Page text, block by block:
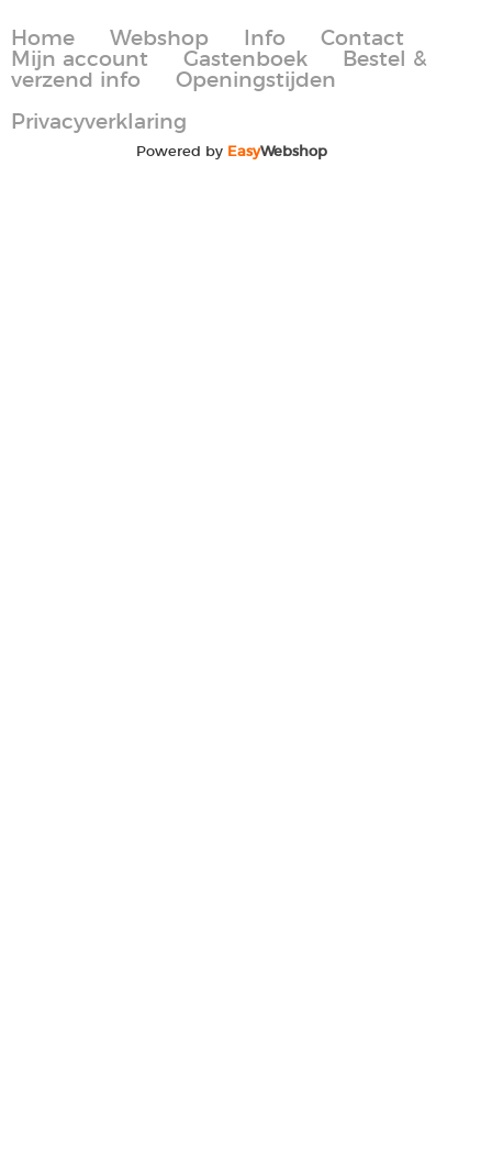
Home Webshop Info
Contact
Mijn account
Gastenboek
Bestel &
verzend info
Openingstijden
Privacyverklaring
Powered by EasyWebshop